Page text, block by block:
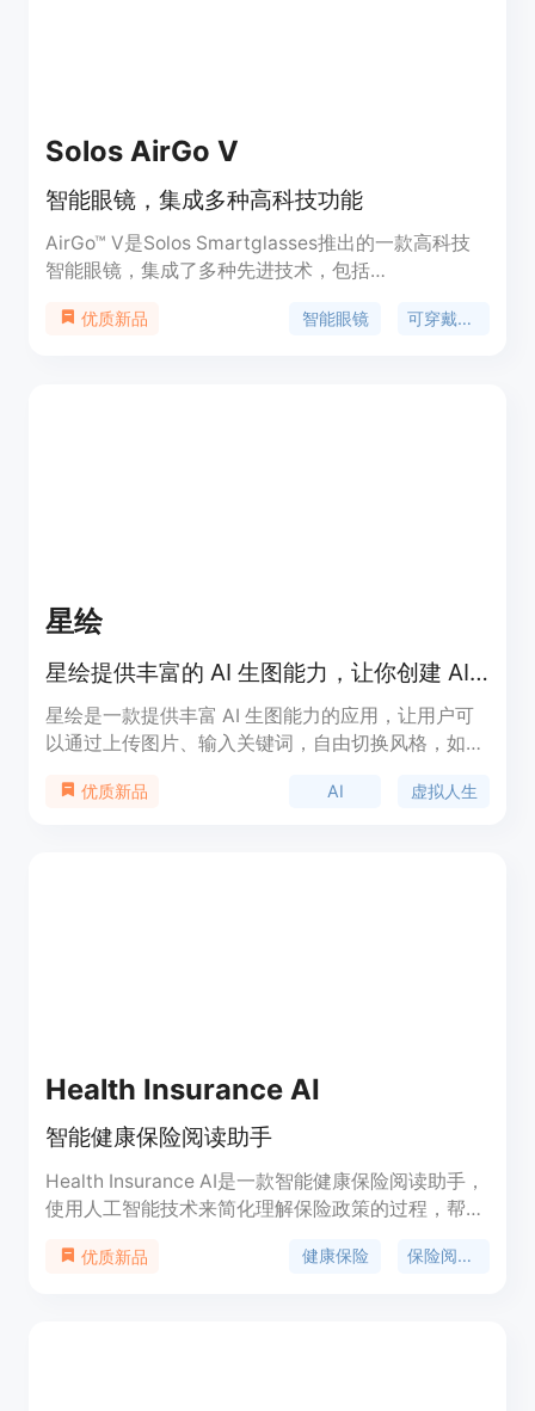
Solos AirGo V
智能眼镜，集成多种高科技功能
AirGo™ V是Solos Smartglasses推出的一款高科技
智能眼镜，集成了多种先进技术，包括
Whisper® Audio Technology等。这款产品以其便携
优质新品 智能眼镜 可穿戴设备
星绘
星绘提供丰富的 AI 生图能力，让你创建 AI 世界的你，并为你的分身定制多样的效果，体验各种虚拟人生。
星绘是一款提供丰富 AI 生图能力的应用，让用户可
以通过上传图片、输入关键词，自由切换风格，如像
验。用户可以探索平行世界，自由输入 AI 形象，并
优质新品 AI 虚拟人生
Health Insurance AI
智能健康保险阅读助手
Health Insurance AI是一款智能健康保险阅读助手，
使用人工智能技术来简化理解保险政策的过程，帮助
用户可以快速了解自己的健康保险情况，并比较不同
优质新品 健康保险 保险阅读助手